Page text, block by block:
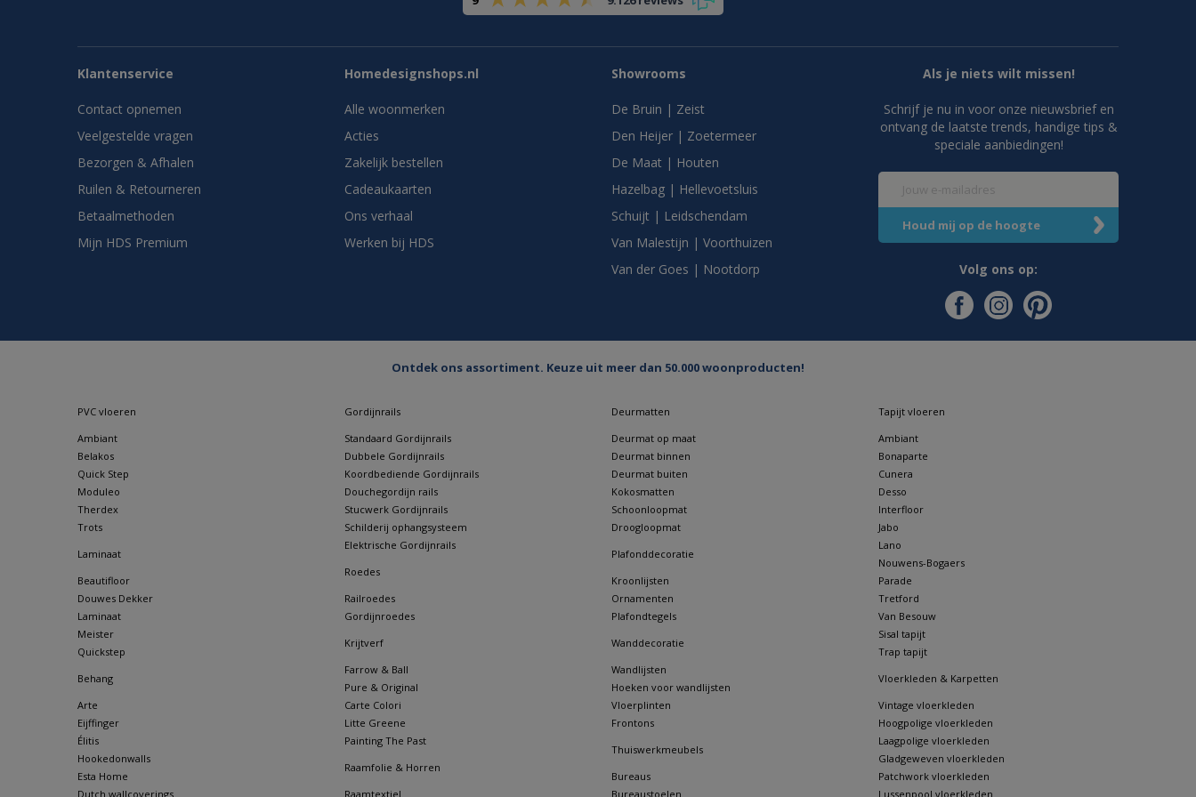
Klantenservice
Contact opnemen
Veelgestelde vragen
Bezorgen & Afhalen
Ruilen & Retourneren
Betaalmethoden
Mijn HDS Premium
Homedesignshops.nl
Alle woonmerken
Acties
Zakelijk bestellen
Cadeaukaarten
Ons verhaal
Werken bij HDS
Showrooms
De Bruin | Zeist
Den Heijer | Zoetermeer
De Maat | Houten
Hazelbag | Hellevoetsluis
Schuijt | Leidschendam
Van Malestijn | Voorthuizen
Van der Goes | Nootdorp
Als je niets wilt missen!
Schrijf je nu in voor onze nieuwsbrief en
ontvang de laatste trends, handige tips &
speciale aanbiedingen!
Volg ons op:
Ontdek ons assortiment. Keuze uit meer dan 50.000 woonproducten!
PVC vloeren
Ambiant
Belakos
Quick Step
Moduleo
Therdex
Trots
Laminaat
Beautifloor
Douwes Dekker
Laminaat
Meister
Quickstep
Behang
Arte
Eijffinger
Élitis
Hookedonwalls
Esta Home
Dutch wallcoverings
Gordijnrails
Standaard Gordijnrails
Dubbele Gordijnrails
Koordbediende Gordijnrails
Douchegordijn rails
Stucwerk Gordijnrails
Schilderij ophangsysteem
Elektrische Gordijnrails
Roedes
Railroedes
Gordijnroedes
Krijtverf
Farrow & Ball
Pure & Original
Carte Colori
Litte Greene
Painting The Past
Raamfolie & Horren
Raamtextiel
Deurmatten
Deurmat op maat
Deurmat binnen
Deurmat buiten
Kokosmatten
Schoonloopmat
Droogloopmat
Plafonddecoratie
Kroonlijsten
Ornamenten
Plafondtegels
Wanddecoratie
Wandlijsten
Hoeken voor wandlijsten
Vloerplinten
Frontons
Thuiswerkmeubels
Bureaus
Bureaustoelen
Tapijt vloeren
Ambiant
Bonaparte
Cunera
Desso
Interfloor
Jabo
Lano
Nouwens-Bogaers
Parade
Tretford
Van Besouw
Sisal tapijt
Trap tapijt
Vloerkleden & Karpetten
Vintage vloerkleden
Hoogpolige vloerkleden
Laagpolige vloerkleden
Gladgeweven vloerkleden
Patchwork vloerkleden
Lussenpool vloerkleden